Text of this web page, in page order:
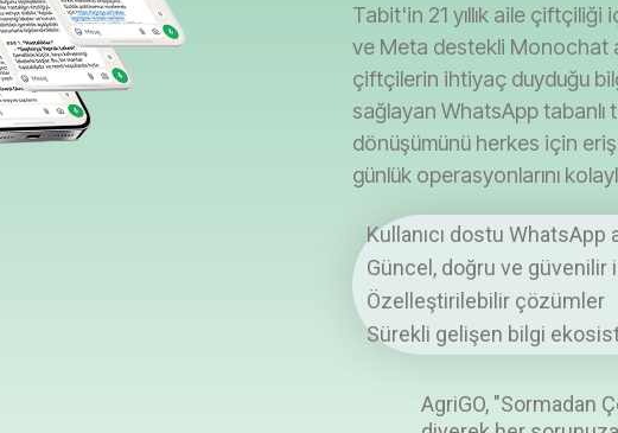
Tabit'in 21 yıllık aile çiftçiliği
ve Meta destekli Monochat
çiftçilerin ihtiyaç duyduğu
sağlayan WhatsApp tabanlı
dönüşümünü herkes için
günlük operasyonlarını
Kullanıcı dostu WhatsApp
Güncel, doğru ve güvenilir
Özelleştirilebilir çözümler
Sürekli gelişen bilgi
AgriGO, "Sormadan